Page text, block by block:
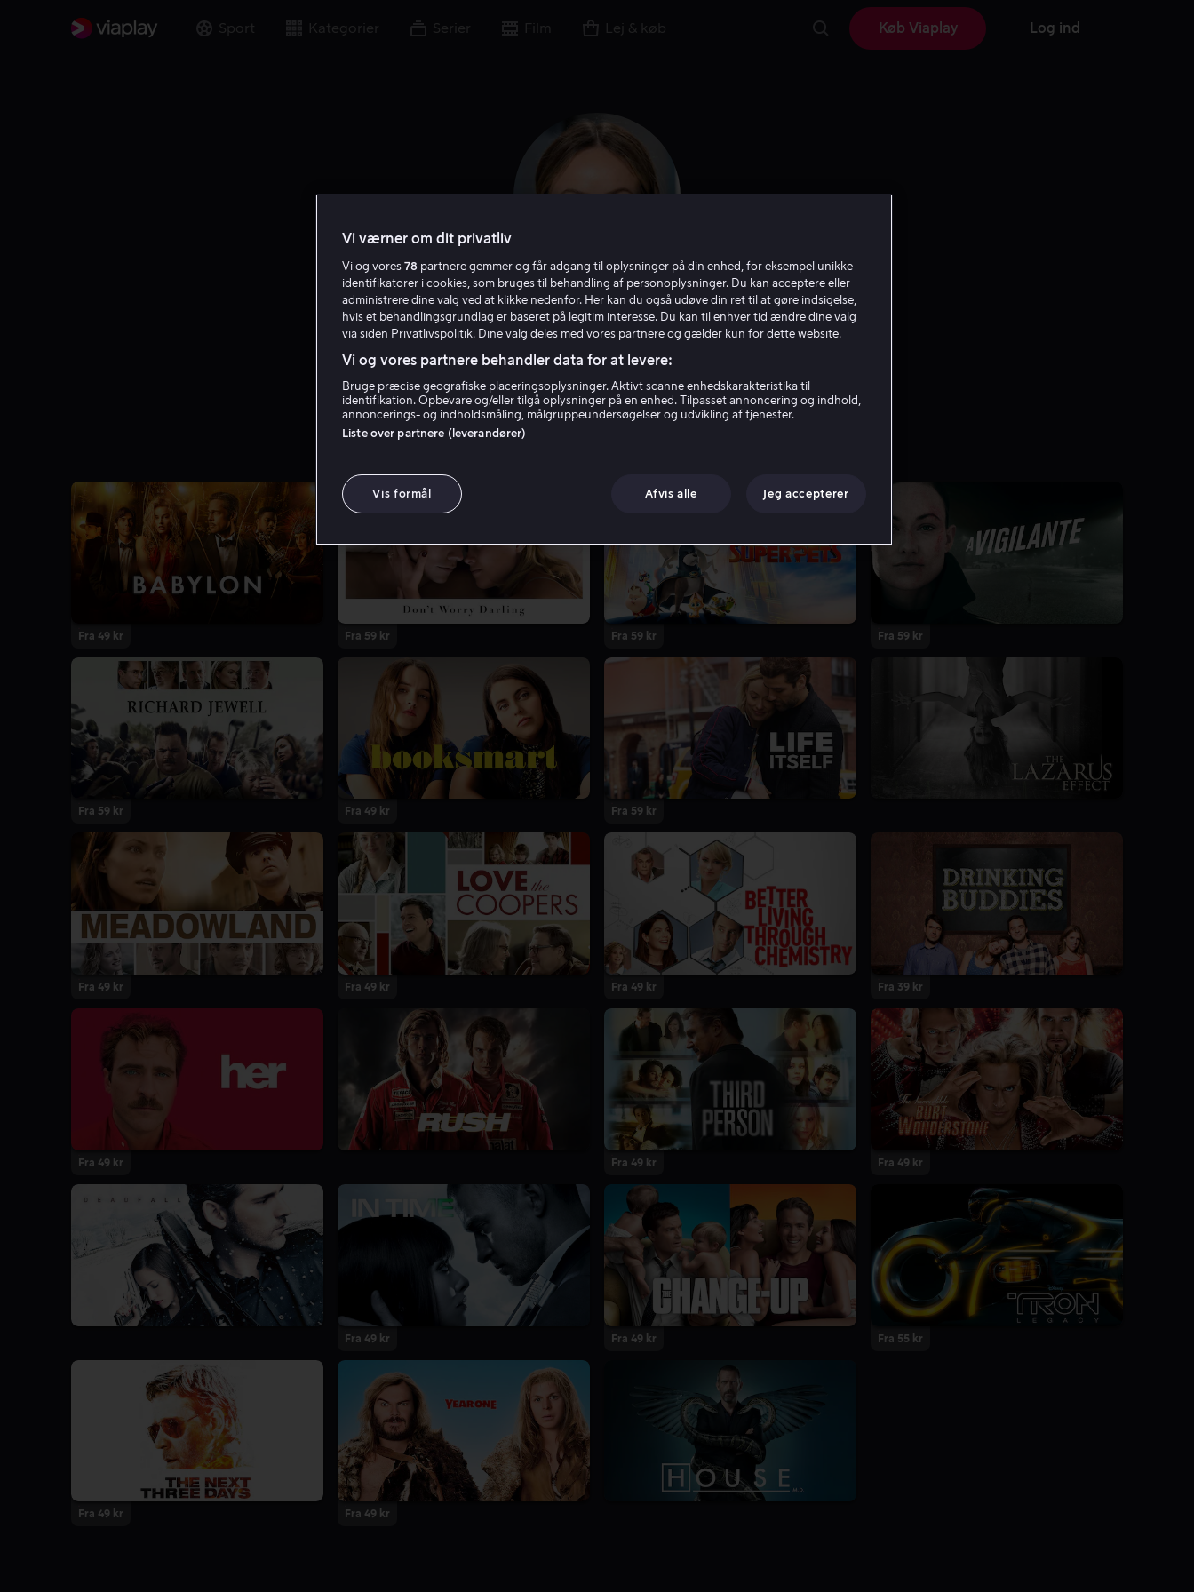
Sport Kategorier Serier Film Lej & køb Køb Viaplay Log ind
Olivia Wilde
Skuespiller Producer Instruktør Stemme
Fra 49 kr Fra 59 kr Fra 59 kr Fra 59 kr
Fra 59 kr Fra 49 kr Fra 59 kr
Fra 49 kr Fra 49 kr Fra 49 kr Fra 39 kr
Fra 49 kr Fra 49 kr Fra 49 kr
Fra 49 kr Fra 49 kr Fra 55 kr
Fra 49 kr Fra 49 kr
8 Sæsoner
Vi værner om dit privatliv
Vi og vores 78 partnere gemmer og får adgang til oplysninger på din enhed, for eksempel unikke
identifikatorer i cookies, som bruges til behandling af personoplysninger. Du kan acceptere eller
administrere dine valg ved at klikke nedenfor. Her kan du også udøve din ret til at gøre indsigelse,
hvis et behandlingsgrundlag er baseret på legitim interesse. Du kan til enhver tid ændre dine valg
via siden Privatlivspolitik. Dine valg deles med vores partnere og gælder kun for dette website.
Vi og vores partnere behandler data for at levere:
Bruge præcise geografiske placeringsoplysninger. Aktivt scanne enhedskarakteristika til
identifikation. Opbevare og/eller tilgå oplysninger på en enhed. Tilpasset annoncering og indhold,
annoncerings- og indholdsmåling, målgruppeundersøgelser og udvikling af tjenester.
Liste over partnere (leverandører)
Vis formål Afvis alle Jeg accepterer